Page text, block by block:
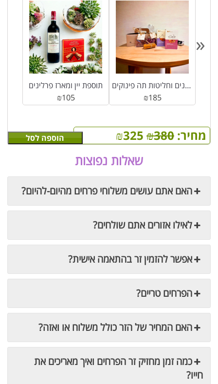
מחיר: ₪380
₪325 הוספה לסל
תוספת יין ומארז פרלינים
₪105
מארז פרלינים וחליטות תה פינוקים
₪185
«
שאלות נפוצות
האם אתם עושים משלוחי פרחים מהיום-להיום?
לאילו אזורים אתם שולחים?
אפשר להזמין זר בהתאמה אישית?
הפרחים טריים?
האם המחיר של הזר כולל משלוח או ואזה?
כמה זמן מחזיק זר הפרחים ואיך מאריכים את
חייו?